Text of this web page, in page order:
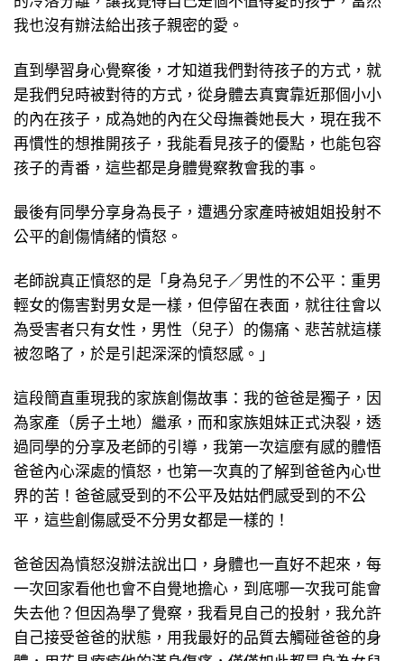
我也沒有辦法給出孩子親密的愛。
直到學習身心覺察後，才知道我們對待孩子的方式，就
是我們兒時被對待的方式，從身體去真實靠近那個小小
的內在孩子，成為她的內在父母撫養她長大，現在我不
再慣性的想推開孩子，我能看見孩子的優點，也能包容
孩子的青番，這些都是身體覺察教會我的事。
最後有同學分享身為長子，遭遇分家產時被姐姐投射不
公平的創傷情緒的憤怒。
老師說真正憤怒的是「身為兒子／男性的不公平：重男
輕女的傷害對男女是一樣，但停留在表面，就往往會以
為受害者只有女性，男性（兒子）的傷痛、悲苦就這樣
被忽略了，於是引起深深的憤怒感。」
這段簡直重現我的家族創傷故事：我的爸爸是獨子，因
為家產（房子土地）繼承，而和家族姐妹正式決裂，透
過同學的分享及老師的引導，我第一次這麼有感的體悟
爸爸內心深處的憤怒，也第一次真的了解到爸爸內心世
界的苦！爸爸感受到的不公平及姑姑們感受到的不公
平，這些創傷感受不分男女都是一樣的！
爸爸因為憤怒沒辦法說出口，身體也一直好不起來，每
一次回家看他也會不自覺地擔心，到底哪一次我可能會
失去他？但因為學了覺察，我看見自己的投射，我允許
自己接受爸爸的狀態，用我最好的品質去觸碰爸爸的身